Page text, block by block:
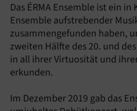
Das ÉRMA Ensemble ist ein in
Ensemble aufstrebender
zusammengefunden haben,
zweiten Hälfte des 20. und
in all ihrer Virtuosität und
erkunden.
Im Dezember 2019 gab das